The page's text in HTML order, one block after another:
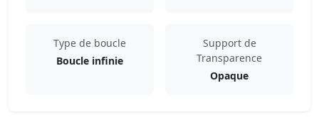
Type de boucle
Boucle infinie
Support de
Transparence
Opaque